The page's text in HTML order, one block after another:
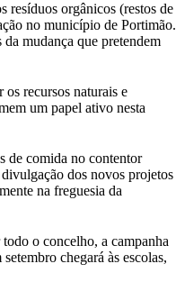
resíduos orgânicos (restos de
no município de Portimão.
da mudança que pretendem
os recursos naturais e
um papel ativo nesta
de comida no contentor
dos novos projetos
na freguesia da
o concelho, a campanha
chegará às escolas,